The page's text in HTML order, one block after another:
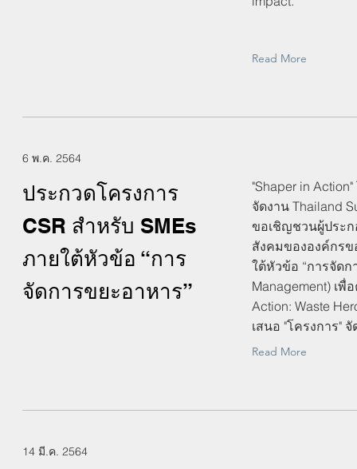
Read More
6 พ.ค. 2564
ประกวดโครงการ
CSR สำหรับ SMEs
ภายใต้หัวข้อ “การ
จัดการขยะอาหาร”
"Shaper in
จัดงาน Thailand
ขอเชิญชวนผู้ประก
สังคมขององค์กรข
ใต้หัวข้อ “การจัดก
Management) เพื่
Action: Waste
เสนอ "โครงการ"
Read More
14 มี.ค. 2564